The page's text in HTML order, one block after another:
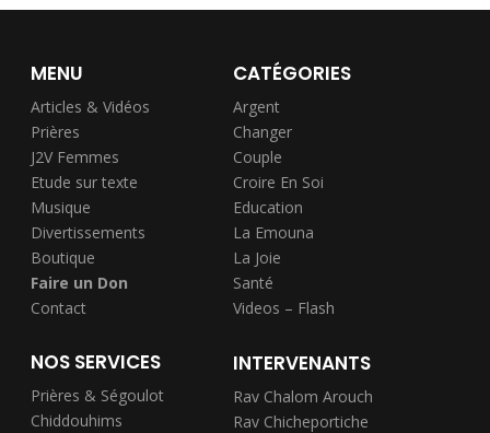
MENU
Articles & Vidéos
Prières
J2V Femmes
Etude sur texte
Musique
Divertissements
Boutique
Faire un Don
Contact
CATÉGORIES
Argent
Changer
Couple
Croire En Soi
Education
La Emouna
La Joie
Santé
Videos – Flash
NOS SERVICES
Prières & Ségoulot
Chiddouhims
INTERVENANTS
Rav Chalom Arouch
Rav Chicheportiche